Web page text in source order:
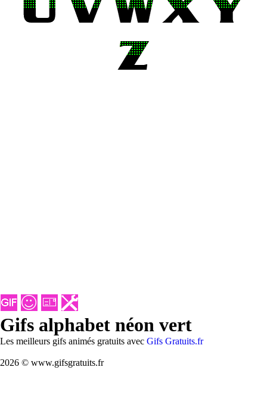
Gifs alphabet néon vert
Les meilleurs gifs animés gratuits avec Gifs Gratuits.fr
2026 © www.gifsgratuits.fr